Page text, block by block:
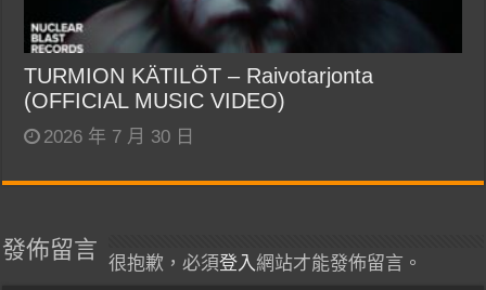
TURMION KÄTILÖT – Raivotarjonta
(OFFICIAL MUSIC VIDEO)
2026 年 7 月 30 日
發佈留言
很抱歉，必須登入網站才能發佈留言。